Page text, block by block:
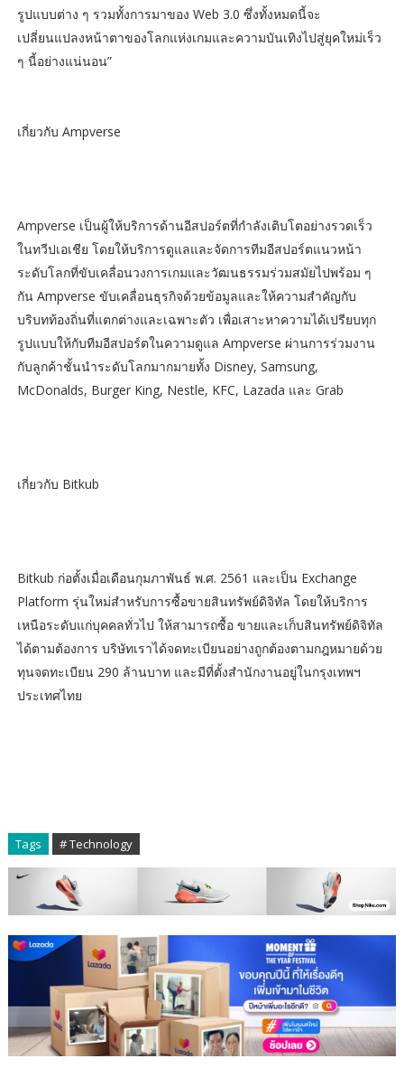
รูปแบบต่าง ๆ รวมทั้งการมาของ Web 3.0 ซึ่งทั้งหมดนี้จะ
เปลี่ยนแปลงหน้าตาของโลกแห่งเกมและความบันเทิงไปสู่ยุคใหม่เร็ว
ๆ นี้อย่างแน่นอน”
เกี่ยวกับ Ampverse
Ampverse เป็นผู้ให้บริการด้านอีสปอร์ตที่กำลังเติบโตอย่างรวดเร็ว
ในทวีปเอเชีย โดยให้บริการดูแลและจัดการทีมอีสปอร์ตแนวหน้า
ระดับโลกที่ขับเคลื่อนวงการเกมและวัฒนธรรมร่วมสมัยไปพร้อม ๆ
กัน Ampverse ขับเคลื่อนธุรกิจด้วยข้อมูลและให้ความสำคัญกับ
บริบทท้องถิ่นที่แตกต่างและเฉพาะตัว เพื่อเสาะหาความได้เปรียบทุก
รูปแบบให้กับทีมอีสปอร์ตในความดูแล Ampverse ผ่านการร่วมงาน
กับลูกค้าชั้นนำระดับโลกมากมายทั้ง Disney, Samsung,
McDonalds, Burger King, Nestle, KFC, Lazada และ Grab
เกี่ยวกับ Bitkub
Bitkub ก่อตั้งเมื่อเดือนกุมภาพันธ์ พ.ศ. 2561 และเป็น Exchange
Platform รุ่นใหม่สำหรับการซื้อขายสินทรัพย์ดิจิทัล โดยให้บริการ
เหนือระดับแก่บุคคลทั่วไป ให้สามารถซื้อ ขายและเก็บสินทรัพย์ดิจิทัล
ได้ตามต้องการ บริษัทเราได้จดทะเบียนอย่างถูกต้องตามกฎหมายด้วย
ทุนจดทะเบียน 290 ล้านบาท และมีที่ตั้งสำนักงานอยู่ในกรุงเทพฯ
ประเทศไทย
Tags # Technology